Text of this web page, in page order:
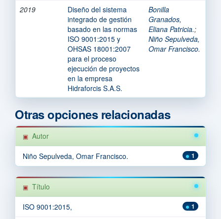
2019
Diseño del sistema
integrado de gestión
basado en las normas
ISO 9001:2015 y
OHSAS 18001:2007
para el proceso
ejecución de proyectos
en la empresa
Hidraforcis S.A.S.
Bonilla
Granados,
Eliana Patricia.;
Niño Sepulveda,
Omar Francisco.
Otras opciones relacionadas
Autor
1
Niño Sepulveda, Omar Francisco.
Título
1
ISO 9001:2015,